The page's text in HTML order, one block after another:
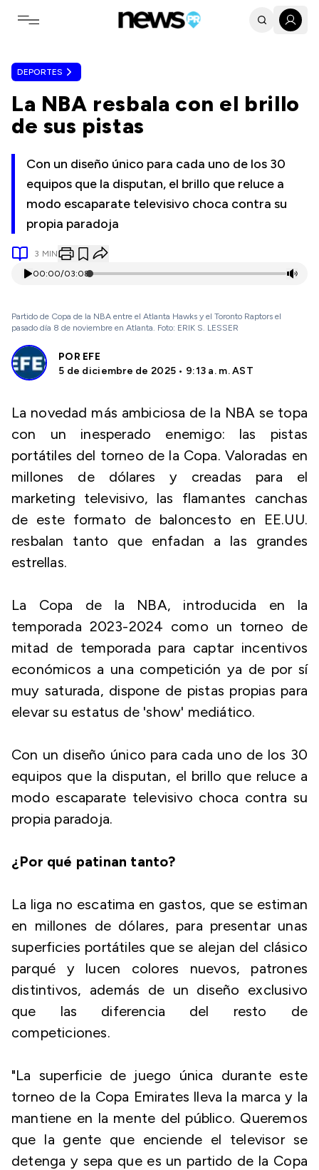
Toggle navigation menu
DEPORTES
La NBA resbala con el brillo
de sus pistas
Con un diseño único para cada uno de los 30
equipos que la disputan, el brillo que reluce a
modo escaparate televisivo choca contra su
propia paradoja
3 MIN
00:00/03:08
Partido de Copa de la NBA entre el Atlanta Hawks y el Toronto Raptors el
pasado día 8 de noviembre en Atlanta. Foto: ERIK S. LESSER
POR EFE
5 de diciembre de 2025 • 9:13 a. m. AST
La novedad más ambiciosa de la NBA se topa
con un inesperado enemigo: las pistas
portátiles del torneo de la Copa. Valoradas en
millones de dólares y creadas para el
marketing televisivo, las flamantes canchas
de este formato de baloncesto en EE.UU.
resbalan tanto que enfadan a las grandes
estrellas.
La Copa de la NBA, introducida en la
temporada 2023-2024 como un torneo de
mitad de temporada para captar incentivos
económicos a una competición ya de por sí
muy saturada, dispone de pistas propias para
elevar su estatus de 'show' mediático.
Con un diseño único para cada uno de los 30
equipos que la disputan, el brillo que reluce a
modo escaparate televisivo choca contra su
propia paradoja.
¿Por qué patinan tanto?
La liga no escatima en gastos, que se estiman
en millones de dólares, para presentar unas
superficies portátiles que se alejan del clásico
parqué y lucen colores nuevos, patrones
distintivos, además de un diseño exclusivo
que las diferencia del resto de
competiciones.
"La superficie de juego única durante este
torneo de la Copa Emirates lleva la marca y la
mantiene en la mente del público. Queremos
que la gente que enciende el televisor se
detenga y sepa que es un partido de la Copa